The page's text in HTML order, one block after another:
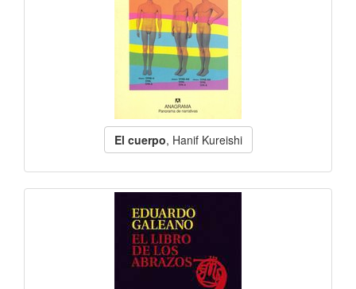
El cuerpo, Hanif Kureishi